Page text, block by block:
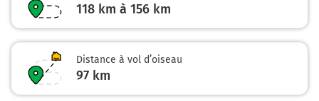
Sortir et rejoindre la voie. Continuer sur 300
mètres
E70
A432
118 km à 156 km
Distance à vol d’oiseau
97 km